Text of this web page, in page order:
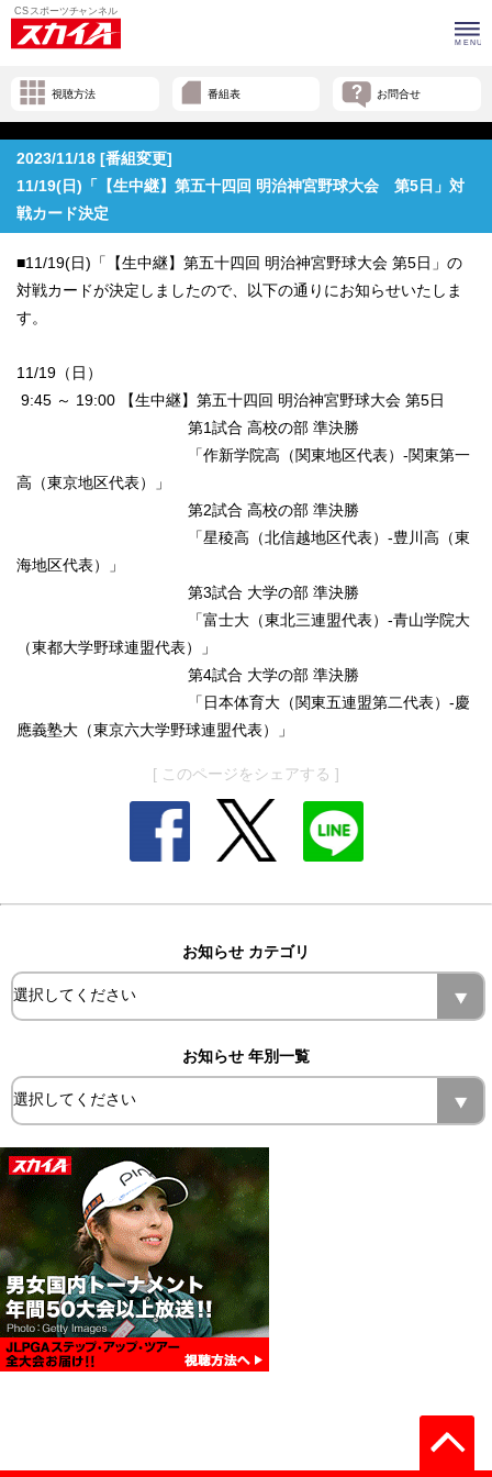
視聴方法 番組表 お問合せ
2023/11/18 [番組変更]
11/19(日)「【生中継】第五十四回 明治神宮野球大会 第5日」対
戦カード決定
■11/19(日)「【生中継】第五十四回 明治神宮野球大会 第5日」の
対戦カードが決定しましたので、以下の通りにお知らせいたしま
す。
11/19（日）
9:45 ～ 19:00 【生中継】第五十四回 明治神宮野球大会 第5日
第1試合 高校の部 準決勝
「作新学院高（関東地区代表）-関東第一
高（東京地区代表）」
第2試合 高校の部 準決勝
「星稜高（北信越地区代表）-豊川高（東
海地区代表）」
第3試合 大学の部 準決勝
「富士大（東北三連盟代表）-青山学院大
（東都大学野球連盟代表）」
第4試合 大学の部 準決勝
「日本体育大（関東五連盟第二代表）-慶
應義塾大（東京六大学野球連盟代表）」
[ このページをシェアする ]
お知らせ カテゴリ
お知らせ 年別一覧